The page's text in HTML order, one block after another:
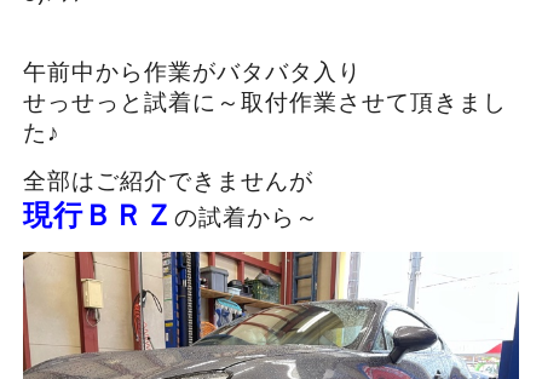
午前中から作業がバタバタ入り
せっせっと試着に～取付作業させて頂きまし
た♪
全部はご紹介できませんが
現行ＢＲＺ の試着から～